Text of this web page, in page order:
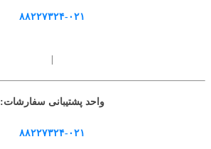
۸۸۲۲۷۳۲۴-۰۲۱
واحد پشتیبانی سفارشات:
۸۸۲۲۷۳۲۴-۰۲۱